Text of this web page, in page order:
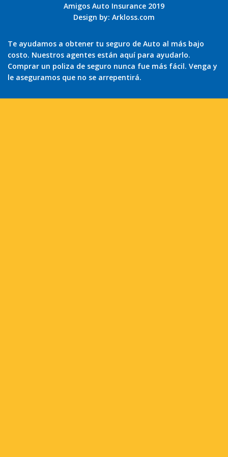
Amigos Auto Insurance 2019
Design by: Arkloss.com
Te ayudamos a obtener tu seguro de Auto al más bajo
costo. Nuestros agentes están aquí para ayudarlo.
Comprar un poliza de seguro nunca fue más fácil. Venga y
le aseguramos que no se arrepentirá.